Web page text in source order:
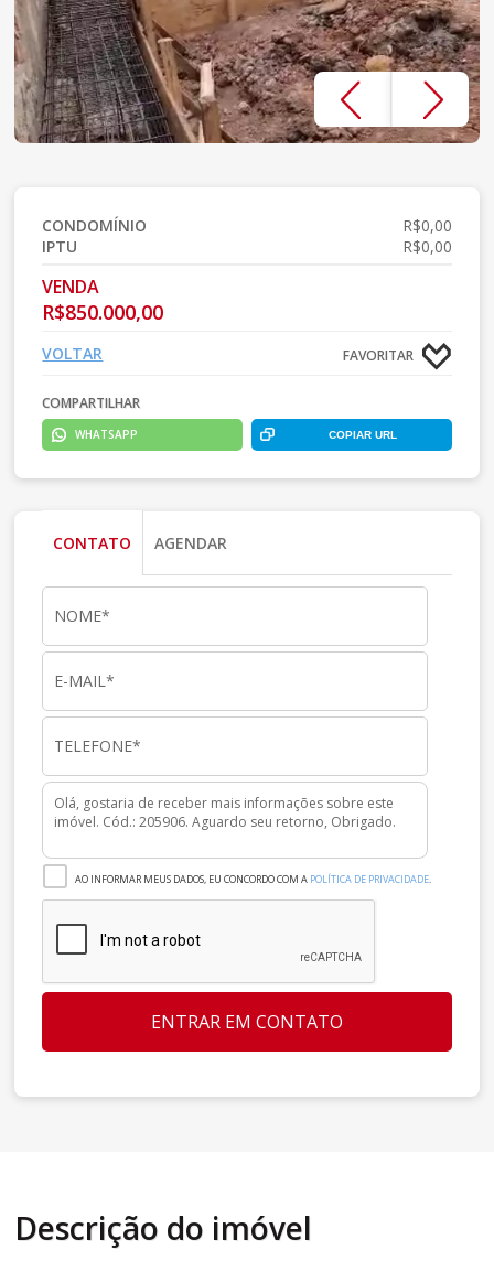
CONDOMÍNIO
R$0,00
IPTU
R$0,00
VENDA
R$850.000,00
FAVORITAR
VOLTAR
COMPARTILHAR
WHATSAPP COPIAR URL
CONTATO AGENDAR
AO INFORMAR MEUS DADOS, EU CONCORDO COM A POLÍTICA DE PRIVACIDADE.
ENTRAR EM CONTATO
Descrição do imóvel